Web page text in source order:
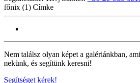
főnix (1) Címke
Nem találsz olyan képet a galériánkban,
nekünk, és segítünk keresni!
Segítséget kérek!